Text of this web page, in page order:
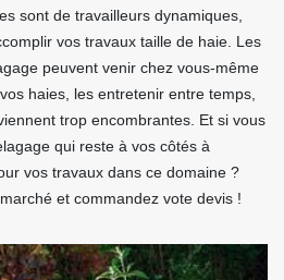
sont de travailleurs dynamiques,
vos travaux taille de haie. Les
peuvent venir chez vous-même
haies, les entretenir entre temps,
trop encombrantes. Et si vous
qui reste à vos côtés à
vos travaux dans ce domaine ?
et commandez vote devis !